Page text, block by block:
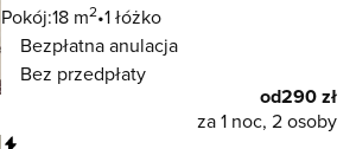
Pokój:18 m2 1 łóżko
Bezpłatna anulacja
Bez przedpłaty
od290 zł
za 1 noc, 2 osoby